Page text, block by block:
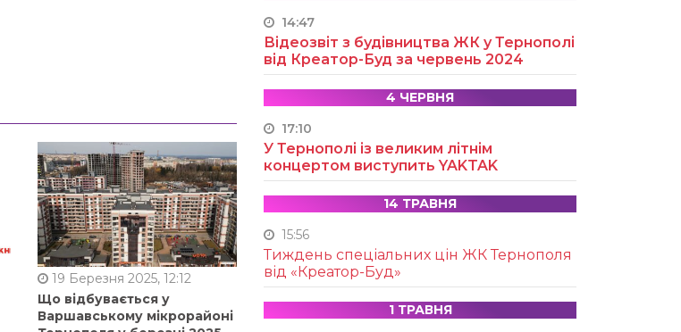
19 Березня 2025, 12:12
Що відбувається у
Варшавському мікрорайоні
14:47
Відеозвіт з будівництва ЖК у Тернополі
від Креатор-Буд за червень 2024
4 ЧЕРВНЯ
17:10
У Тернополі із великим літнім
концертом виступить YAKTAK
14 ТРАВНЯ
15:56
Тиждень спеціальних цін ЖК Тернополя
від «Креатор-Буд»
1 ТРАВНЯ